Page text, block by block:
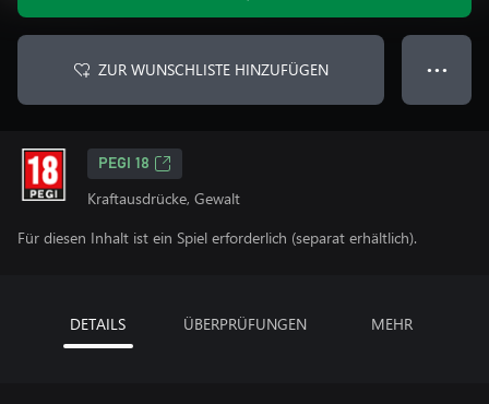
ZUR WUNSCHLISTE HINZUFÜGEN ● ● ●
PEGI 18
Kraftausdrücke, Gewalt
Für diesen Inhalt ist ein Spiel erforderlich (separat erhältlich).
DETAILS ÜBERPRÜFUNGEN MEHR